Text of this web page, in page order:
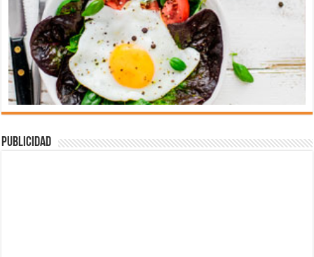
Publicidad